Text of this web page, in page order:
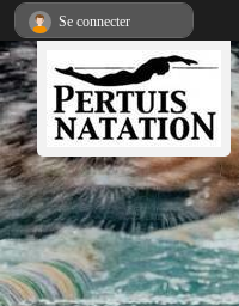
Se connecter
Panneau de gestion des